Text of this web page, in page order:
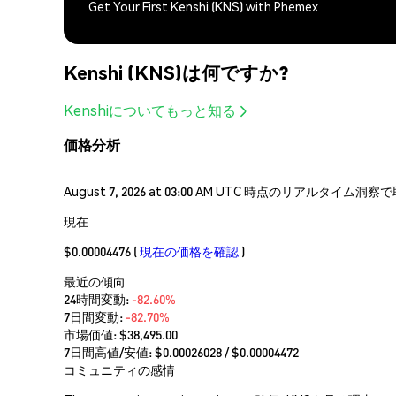
Get Your First Kenshi (KNS) with Phemex
Kenshi (KNS)は何ですか?
Kenshiについてもっと知る
価格分析
August 7, 2026 at 03:00 AM UTC 時点のリアルタイム洞察
現在
$0.00004476 (現在の価格を確認 )
最近の傾向
24時間変動: -82.60%
7日間変動: -82.70%
市場価値:$38,495.00
7日間高値/安値: $0.00026028/ $0.00004472
コミュニティの感情